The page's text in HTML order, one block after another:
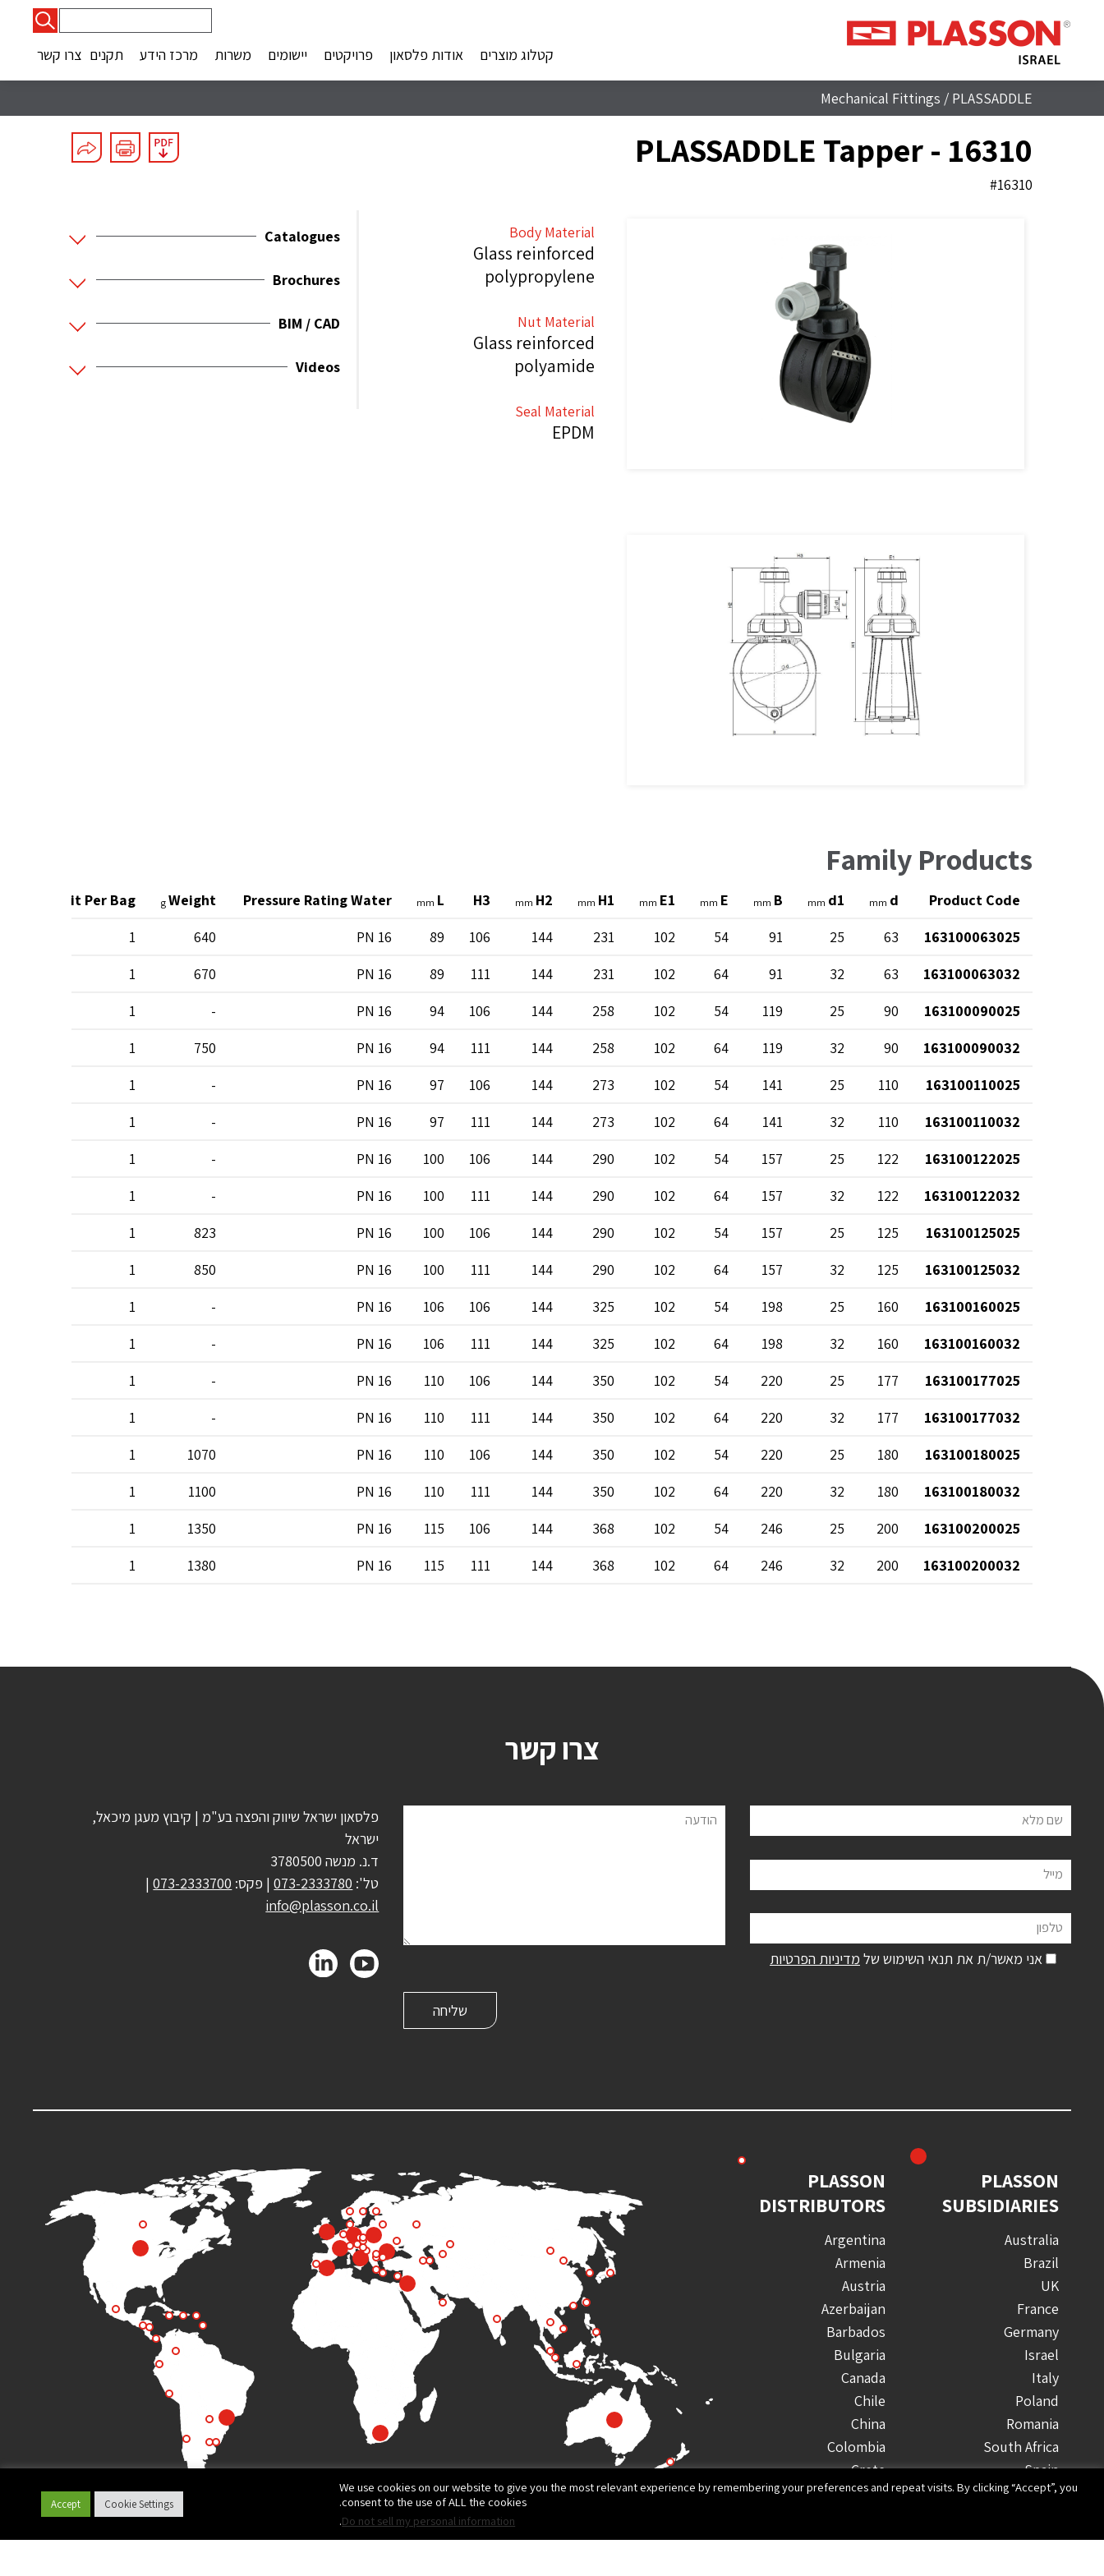
קטלוג מוצרים
אודות פלסאון פרויקטים יישומים משרות מרכז הידע תקנים צרו קשר
Mechanical Fittings / PLASSADDLE
PLASSADDLE Tapper - 16310
#16310
Body Material
Glass reinforced
polypropylene
Nut Material
Glass reinforced
polyamide
Seal Material
EPDM
Catalogues
Brochures
BIM / CAD
Videos
Family Products
Product Code
d
mm
d1
mm
B
mm
E
mm
E1
mm
H1
mm
H2
mm
H3
L
mm
Pressure Rating Water
Weight
g
Unit Per Bag
163100063025
63
25
91
54
102
231
144
106
89
PN 16
640
1
163100063032
63
32
91
64
102
231
144
111
89
PN 16
670
1
163100090025
90
25
119
54
102
258
144
106
94
PN 16
-
1
163100090032
90
32
119
64
102
258
144
111
94
PN 16
750
1
163100110025
110
25
141
54
102
273
144
106
97
PN 16
-
1
163100110032
110
32
141
64
102
273
144
111
97
PN 16
-
1
163100122025
122
25
157
54
102
290
144
106
100
PN 16
-
1
163100122032
122
32
157
64
102
290
144
111
100
PN 16
-
1
163100125025
125
25
157
54
102
290
144
106
100
PN 16
823
1
163100125032
125
32
157
64
102
290
144
111
100
PN 16
850
1
163100160025
160
25
198
54
102
325
144
106
106
PN 16
-
1
163100160032
160
32
198
64
102
325
144
111
106
PN 16
-
1
163100177025
177
25
220
54
102
350
144
106
110
PN 16
-
1
163100177032
177
32
220
64
102
350
144
111
110
PN 16
-
1
163100180025
180
25
220
54
102
350
144
106
110
PN 16
1070
1
163100180032
180
32
220
64
102
350
144
111
110
PN 16
1100
1
163100200025
200
25
246
54
102
368
144
106
115
PN 16
1350
1
163100200032
200
32
246
64
102
368
144
111
115
PN 16
1380
1
צרו קשר
שם מלא
מייל
טלפון
הודעה
אני מאשר/ת את תנאי השימוש של מדיניות הפרטיות
פלסאון ישראל שיווק והפצה בע"מ | קיבוץ מעגן מיכאל,
ישראל
ד.נ. מנשה 3780500
טל': 073-2333780| פקס: 073-2333700
|
info@plasson.co.il
PLASSON
SUBSIDIARIES
Australia
Brazil
UK
France
Germany
Israel
Italy
Poland
Romania
South Africa
Spain
USA
PLASSON
DISTRIBUTORS
Argentina
Armenia
Austria
Azerbaijan
Barbados
Bulgaria
Canada
Chile
China
Colombia
Crete
Costa Rica
Cyprus
We use cookies on our website to give you the most relevant experience by remembering your preferences and repeat visits. By clicking “Accept”, you
consent to the use of ALL the cookies.
Do not sell my personal information
.
Cookie Settings
Accept